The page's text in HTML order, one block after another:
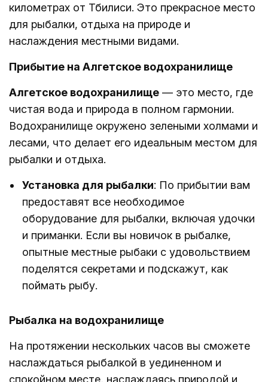
километрах от Тбилиси. Это прекрасное место
для рыбалки, отдыха на природе и
наслаждения местными видами.
Прибытие на Алгетское водохранилище
Алгетское водохранилище — это место, где
чистая вода и природа в полном гармонии.
Водохранилище окружено зелеными холмами и
лесами, что делает его идеальным местом для
рыбалки и отдыха.
Установка для рыбалки: По прибытии вам
предоставят все необходимое
оборудование для рыбалки, включая удочки
и приманки. Если вы новичок в рыбалке,
опытные местные рыбаки с удовольствием
поделятся секретами и подскажут, как
поймать рыбу.
Рыбалка на водохранилище
На протяжении нескольких часов вы сможете
наслаждаться рыбалкой в уединенном и
спокойном месте, наслаждаясь природой и